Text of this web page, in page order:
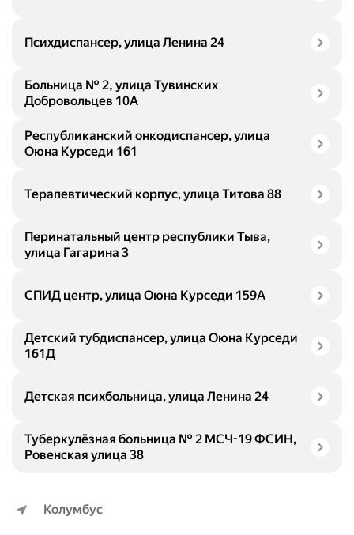
Психдиспансер, улица Ленина 24
Больница № 2, улица Тувинских
Добровольцев 10А
Республиканский онкодиспансер, улица
Оюна Курседи 161
Терапевтический корпус, улица Титова 88
Перинатальный центр республики Тыва,
улица Гагарина 3
СПИД центр, улица Оюна Курседи 159А
Детский тубдиспансер, улица Оюна Курседи
161Д
Детская психбольница, улица Ленина 24
Туберкулёзная больница № 2 МСЧ-19 ФСИН,
Ровенская улица 38
Колумбус